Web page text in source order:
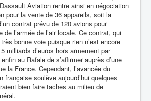
Aviation rentre ainsi en négociation
pour la vente de 36 appareils, soit la
contrat prévu de 120 avions pour
de l’armée de l’air locale. Ce contrat, qui
bonne voie puisque rien n’est encore
milliards d’euros hors armement par
au Rafale de s’affirmer auprès d’une
la France. Cependant, l’avancée du
française soulève aujourd’hui quelques
bien faire taches au milieu de